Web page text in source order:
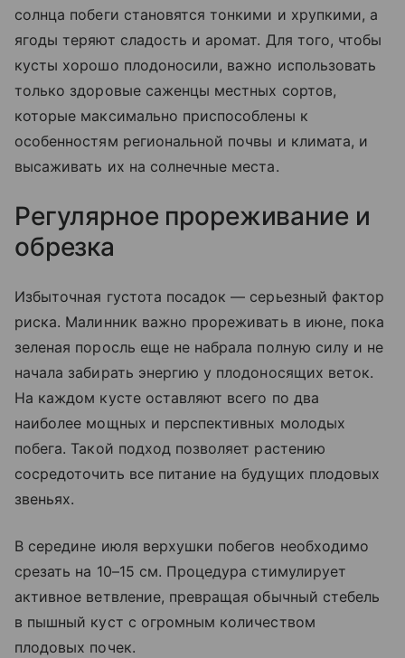
солнца побеги становятся тонкими и хрупкими, а
ягоды теряют сладость и аромат. Для того, чтобы
кусты хорошо плодоносили, важно использовать
только здоровые саженцы местных сортов,
которые максимально приспособлены к
особенностям региональной почвы и климата, и
высаживать их на солнечные места.
Регулярное прореживание и
обрезка
Избыточная густота посадок — серьезный фактор
риска. Малинник важно прореживать в июне, пока
зеленая поросль еще не набрала полную силу и не
начала забирать энергию у плодоносящих веток.
На каждом кусте оставляют всего по два
наиболее мощных и перспективных молодых
побега. Такой подход позволяет растению
сосредоточить все питание на будущих плодовых
звеньях.
В середине июля верхушки побегов необходимо
срезать на 10–15 см. Процедура стимулирует
активное ветвление, превращая обычный стебель
в пышный куст с огромным количеством
плодовых почек.